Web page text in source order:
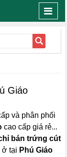
Giáo
và phân phối
cao cấp giá rẻ...
bán trứng cút
ở tại Phú Giáo